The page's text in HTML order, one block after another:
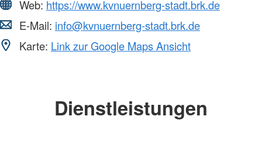
Web: https://www.kvnuernberg-stadt.brk.de
E-Mail: info@kvnuernberg-stadt.brk.de
Karte: Link zur Google Maps Ansicht
Dienstleistungen